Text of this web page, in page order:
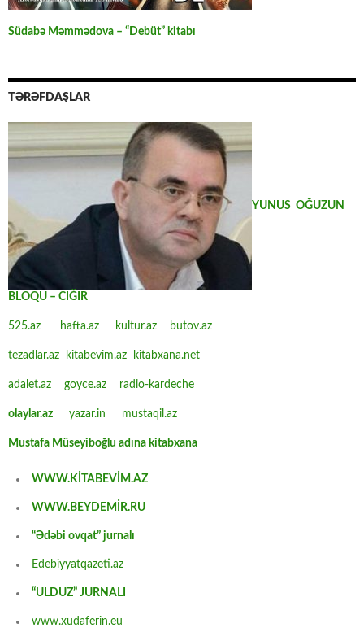
Südabə Məmmədova – “Debüt” kitabı
TƏRƏFDAŞLAR
YUNUS OĞUZUN
BLOQU – CIĞIR
525.az hafta.az kultur.az butov.az
tezadlar.az kitabevim.az kitabxana.net
adalet.az goyce.az radio-kardeche
olaylar.az yazar.in mustaqil.az
Mustafa Müseyiboğlu adına kitabxana
WWW.KİTABEVİM.AZ
WWW.BEYDEMİR.RU
“Ədəbi ovqat” jurnalı
Edebiyyatqazeti.az
“ULDUZ” JURNALI
www.xudaferin.eu